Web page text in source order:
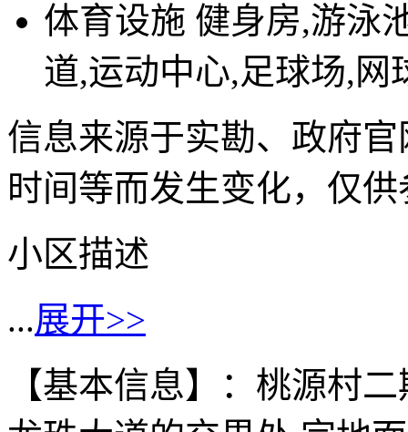
体育设施 健身房,游泳
道,运动中心,足球场,网
信息来源于实勘、政府
时间等而发生变化，仅
小区描述
...展开>>
【基本信息】：桃源村